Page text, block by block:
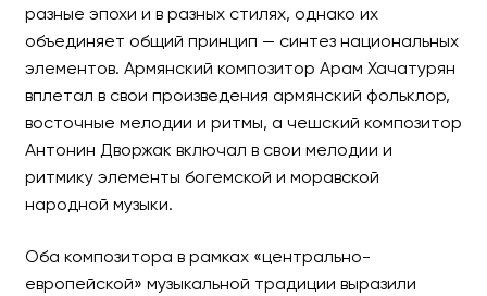
разные эпохи и в разных стилях, однако их
объединяет общий принцип — синтез национальных
элементов. Армянский композитор Арам Хачатурян
вплетал в свои произведения армянский фольклор,
восточные мелодии и ритмы, а чешский композитор
Антонин Дворжак включал в свои мелодии и
ритмику элементы богемской и моравской
народной музыки.
Оба композитора в рамках «центрально-
европейской» музыкальной традиции выразили